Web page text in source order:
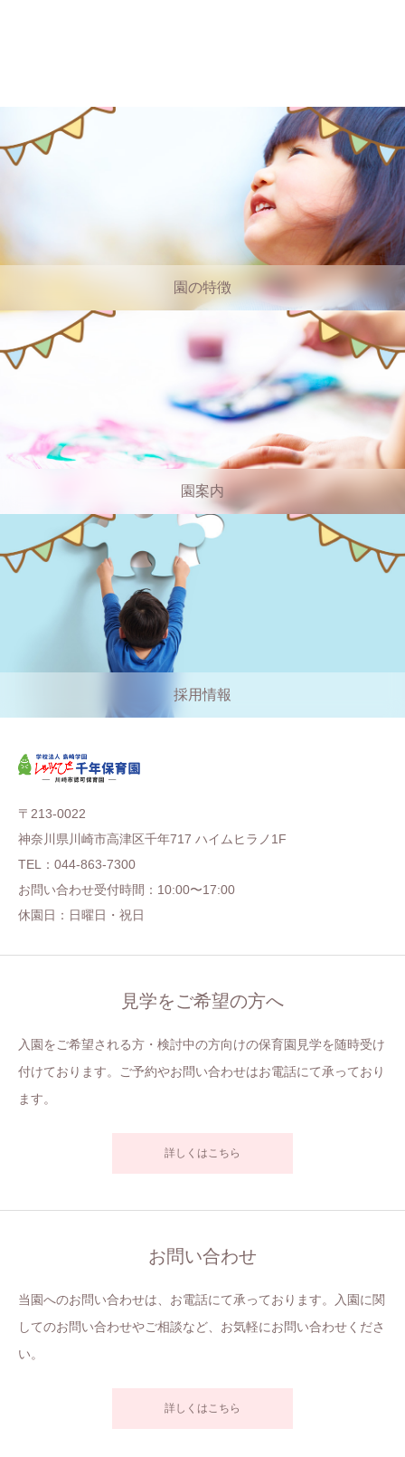
園の特徴
園案内
採用情報
〒213-0022
神奈川県川崎市高津区千年717 ハイムヒラノ1F
TEL：044-863-7300
お問い合わせ受付時間：10:00〜17:00
休園日：日曜日・祝日
見学をご希望の方へ
入園をご希望される方・検討中の方向けの保育園見学を随時受け
付けております。ご予約やお問い合わせはお電話にて承っており
ます。
詳しくはこちら
お問い合わせ
当園へのお問い合わせは、お電話にて承っております。入園に関
してのお問い合わせやご相談など、お気軽にお問い合わせくださ
い。
詳しくはこちら